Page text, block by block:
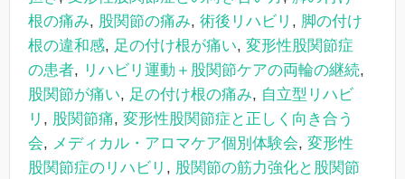
根の痛み, 股関節の痛み, 術後リハビリ , 脚の付け
根の違和感, 足の付け根が痛い, 変形性股関節症
の患者, リハビリ運動＋股関節ケアの両輪の継続,
股関節が痛い, 足の付け根の痛み, 自立型リハビ
リ , 股関節痛, 変形性股関節症と正しく向き合う
会, メディカル・アロマケア個別体験会, 変形性
股関節症のリハビリ , 股関節の筋力強化と股関節